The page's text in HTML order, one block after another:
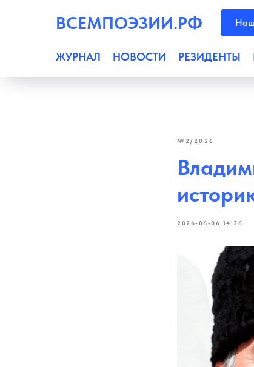
ВСЕМПОЭЗИИ.РФ
ЖУРНАЛ НОВОСТИ РЕЗИДЕНТЫ
№2/2026
2026-06-06 14:26